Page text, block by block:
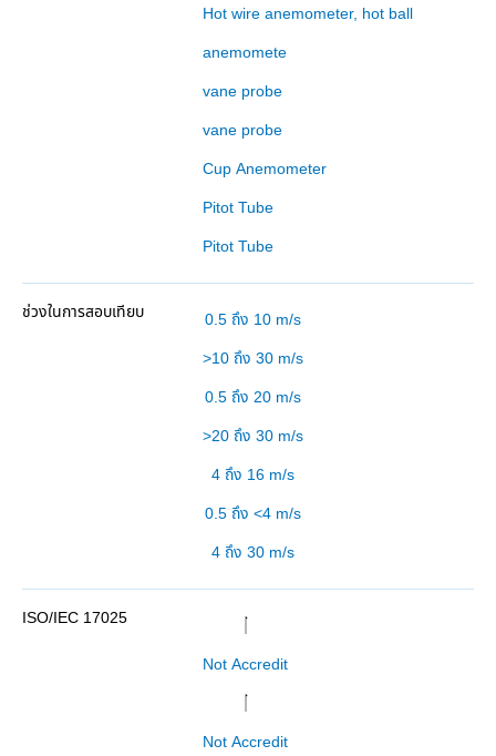
Hot wire anemometer, hot ball
anemomete
vane probe
vane probe
Cup Anemometer
Pitot Tube
Pitot Tube
0.5 ถึง 10 m/s
>10 ถึง 30 m/s
0.5 ถึง 20 m/s
>20 ถึง 30 m/s
4 ถึง 16 m/s
0.5 ถึง <4 m/s
4 ถึง 30 m/s
Not Accredit
Not Accredit